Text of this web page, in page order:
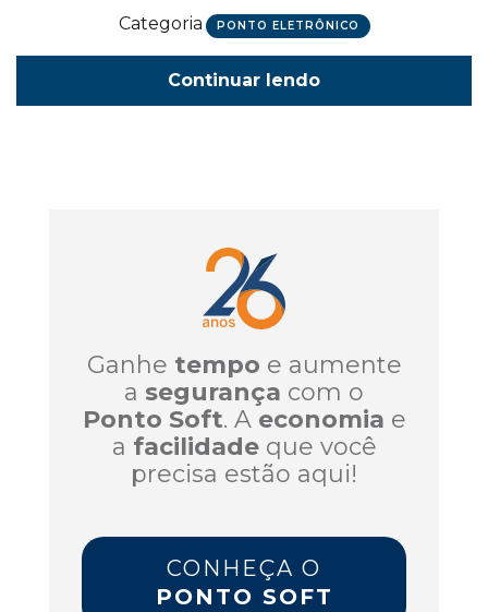
Categoria PONTO ELETRÔNICO
Continuar lendo
Ganhe tempo e aumente
a segurança com o
Ponto Soft. A economia e
a facilidadeque você
precisa estão aqui!
CONHEÇA O
PONTO SOFT